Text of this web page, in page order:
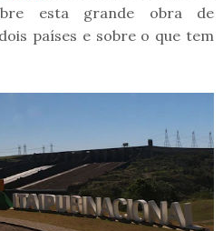
esta grande obra de
países e sobre o que tem